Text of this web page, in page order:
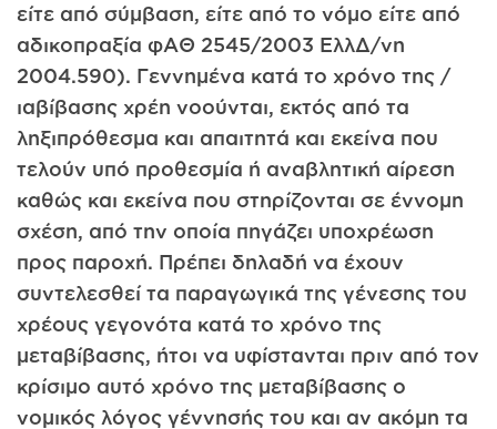
είτε από σύμβαση, είτε από το νόμο είτε από
αδικοπραξία φΑΘ 2545/2003 ΕλλΔ/νη
2004.590). Γεννημένα κατά το χρόνο της /
ιαβίβασης χρέη νοούνται, εκτός από τα
ληξιπρόθεσμα και απαιτητά και εκείνα που
τελούν υπό προθεσμία ή αναβλητική αίρεση
καθώς και εκείνα που στηρίζονται σε έννομη
σχέση, από την οποία πηγάζει υποχρέωση
προς παροχή. Πρέπει δηλαδή να έχουν
συντελεσθεί τα παραγωγικά της γένεσης του
χρέους γεγονότα κατά το χρόνο της
μεταβίβασης, ήτοι να υφίστανται πριν από τον
κρίσιμο αυτό χρόνο της μεταβίβασης ο
νομικός λόγος γέννησής του και αν ακόμη τα